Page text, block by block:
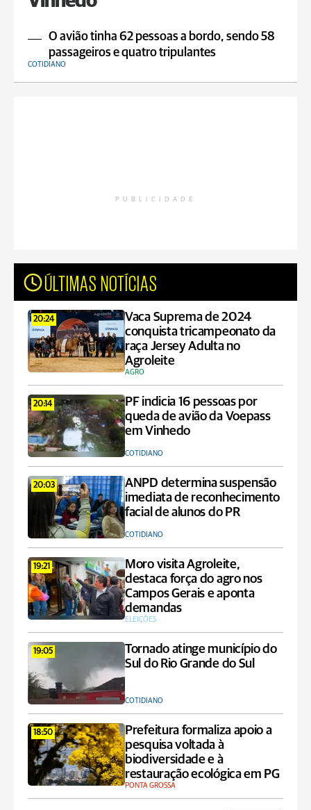
O avião tinha 62 pessoas a bordo, sendo 58
passageiros e quatro tripulantes
COTIDIANO
PUBLICIDADE
ÚLTIMAS NOTÍCIAS
20:24
Vaca Suprema de 2024
conquista tricampeonato da
raça Jersey Adulta no
Agroleite
AGRO
20:14
PF indicia 16 pessoas por
queda de avião da Voepass
em Vinhedo
COTIDIANO
20:03
ANPD determina suspensão
imediata de reconhecimento
facial de alunos do PR
COTIDIANO
19:21
Moro visita Agroleite,
destaca força do agro nos
Campos Gerais e aponta
demandas
ELEIÇÕES
19:05
Tornado atinge município do
Sul do Rio Grande do Sul
COTIDIANO
18:50
Prefeitura formaliza apoio a
pesquisa voltada à
biodiversidade e à
restauração ecológica em PG
PONTA GROSSA